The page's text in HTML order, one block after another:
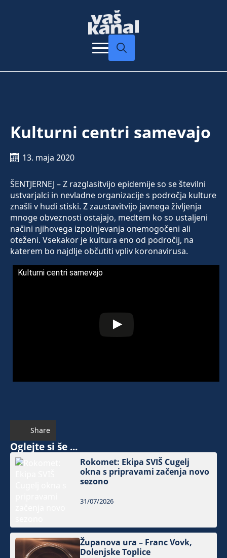
Kulturni centri samevajo
13. maja 2020
ŠENTJERNEJ – Z razglasitvijo epidemije so se številni
ustvarjalci in nevladne organizacije s področja kulture
znašli v hudi stiski. Z zaustavitvijo javnega življenja
mnoge obveznosti ostajajo, medtem ko so ustaljeni
načini njihovega izpolnjevanja onemogočeni ali
oteženi. Vsekakor je kultura eno od področij, na
katerem bo najdlje občutiti vpliv koronavirusa.
Kulturni centri samevajo
Share
Oglejte si še ...
Rokomet: Ekipa SVIŠ Cugelj
okna s pripravami začenja novo
sezono
31/07/2026
Županova ura – Franc Vovk,
Dolenjske Toplice